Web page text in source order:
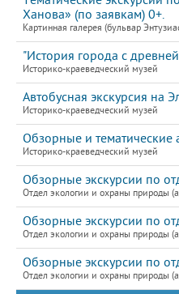
Ханова» (по заявкам) 0+.
Картинная галерея (бульвар
"История города с
Историко-краеведческий музей
Автобусная экскурсия на
Историко-краеведческий музей
Обзорные и тематические
Историко-краеведческий музей
Обзорные экскурсии по
Отдел экологии и охраны природы
Обзорные экскурсии по
Отдел экологии и охраны природы
Обзорные экскурсии по
Отдел экологии и охраны природы